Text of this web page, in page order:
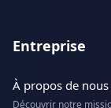
Entreprise
À propos de nous
Découvrir notre